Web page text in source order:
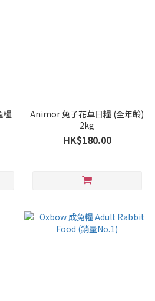
糧
Animor 兔子花草日糧 (全年齡)
2kg
HK$180.00